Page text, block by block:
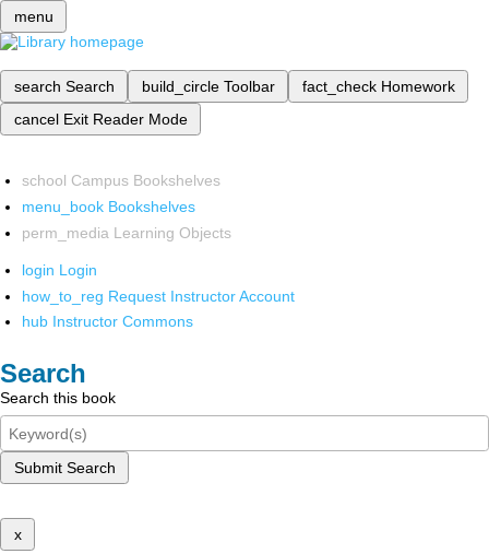
menu
search Search build_circle Toolbar fact_check Homework
cancel Exit Reader Mode
school Campus Bookshelves
menu_book Bookshelves
perm_media Learning Objects
login Login
how_to_reg Request Instructor Account
hub Instructor Commons
Search
Search this book
Submit Search
x